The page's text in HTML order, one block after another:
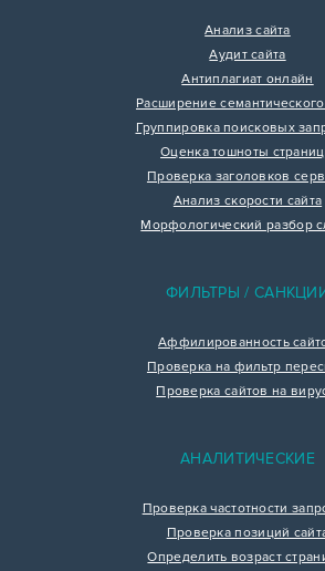
Анализ сайта
Аудит сайта
Антиплагиат онлайн
Расширение
Группировка поисковых
Оценка тошноты
Проверка заголовков
Анализ скорости сайта
Морфологический разбор
ФИЛЬТРЫ /
Аффилированность
Проверка на фильтр
Проверка сайтов на
АНАЛИТИЧЕСКИЕ
Проверка частотности
Проверка позиций
Определить возраст